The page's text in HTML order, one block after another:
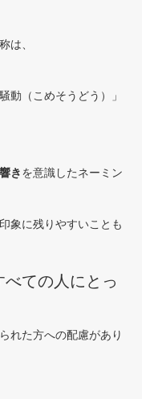
は、
動（こめそうどう）」
きを意識したネーミン
象に残りやすいことも
ての人にとっ
れた方への配慮があり